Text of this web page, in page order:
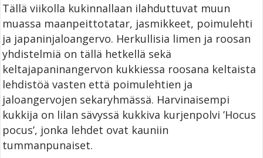
Tällä viikolla kukinnallaan ilahduttuvat muun
muassa maanpeittotatar, jasmikkeet, poimulehti
ja japaninjaloangervo. Herkullisia limen ja roosan
yhdistelmiä on tällä hetkellä sekä
keltajapaninangervon kukkiessa roosana keltaista
lehdistöä vasten että poimulehtien ja
jaloangervojen sekaryhmässä. Harvinaisempi
kukkija on lilan sävyssä kukkiva kurjenpolvi ’Hocus
pocus’, jonka lehdet ovat kauniin
tummanpunaiset.